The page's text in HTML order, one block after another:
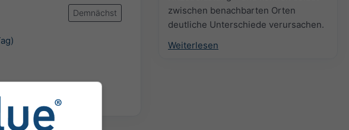
zwischen benachbarten Orten
deutliche Unterschiede verursachen.
Weiterlesen
Demnächst